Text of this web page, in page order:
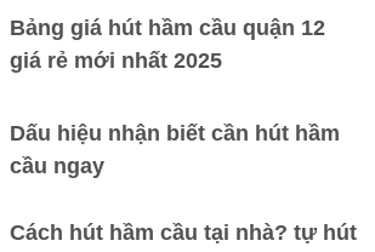
Bảng giá hút hầm cầu quận 12
giá rẻ mới nhất 2025
Dấu hiệu nhận biết cần hút hầm
cầu ngay
Cách hút hầm cầu tại nhà? tự hút